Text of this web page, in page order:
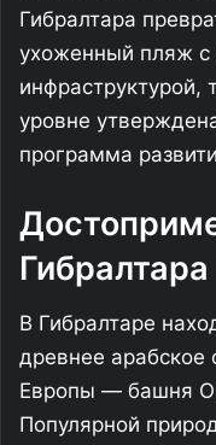
Гибралтара
ухоженный пляж с
инфраструктурой,
уровне
программа
Гибралтара
В Гибралтаре
древнее арабское
Европы — башня
Популярной